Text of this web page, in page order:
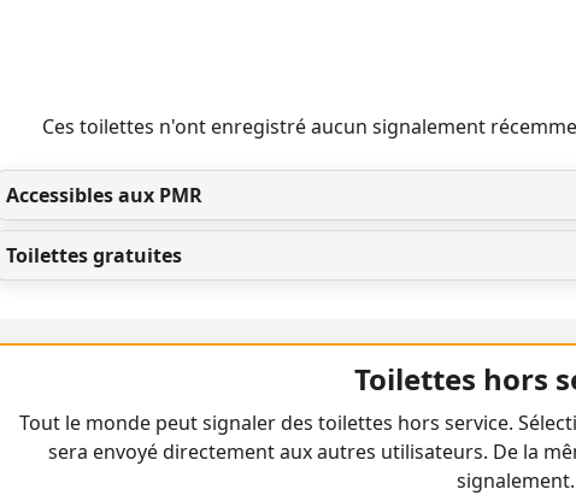
Ces toilettes n'ont enregistré aucun signalement
Accessibles aux PMR
Toilettes gratuites
Toilettes hors
Tout le monde peut signaler des toilettes hors service.
sera envoyé directement aux autres utilisateurs. De la
signalement.